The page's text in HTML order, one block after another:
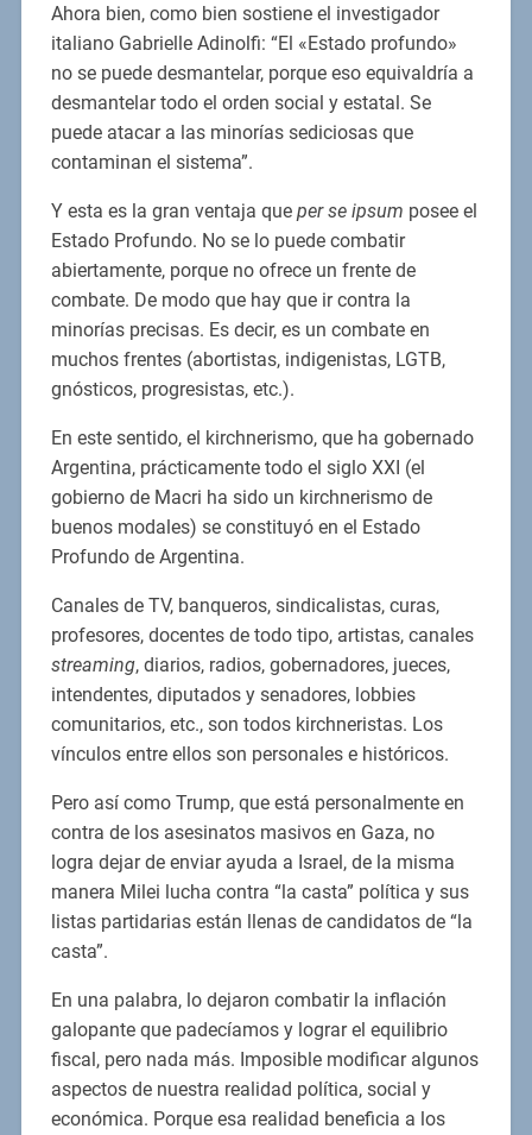
Ahora bien, como bien sostiene el investigador
italiano Gabrielle Adinolfi: “El «Estado profundo»
no se puede desmantelar, porque eso equivaldría a
desmantelar todo el orden social y estatal. Se
puede atacar a las minorías sediciosas que
contaminan el sistema”.
Y esta es la gran ventaja que per se ipsum posee el
Estado Profundo. No se lo puede combatir
abiertamente, porque no ofrece un frente de
combate. De modo que hay que ir contra la
minorías precisas. Es decir, es un combate en
muchos frentes (abortistas, indigenistas, LGTB,
gnósticos, progresistas, etc.).
En este sentido, el kirchnerismo, que ha gobernado
Argentina, prácticamente todo el siglo XXI (el
gobierno de Macri ha sido un kirchnerismo de
buenos modales) se constituyó en el Estado
Profundo de Argentina.
Canales de TV, banqueros, sindicalistas, curas,
profesores, docentes de todo tipo, artistas, canales
streaming, diarios, radios, gobernadores, jueces,
intendentes, diputados y senadores, lobbies
comunitarios, etc., son todos kirchneristas. Los
vínculos entre ellos son personales e históricos.
Pero así como Trump, que está personalmente en
contra de los asesinatos masivos en Gaza, no
logra dejar de enviar ayuda a Israel, de la misma
manera Milei lucha contra “la casta” política y sus
listas partidarias están llenas de candidatos de “la
casta”.
En una palabra, lo dejaron combatir la inflación
galopante que padecíamos y lograr el equilibrio
fiscal, pero nada más. Imposible modificar algunos
aspectos de nuestra realidad política, social y
económica. Porque esa realidad beneficia a los